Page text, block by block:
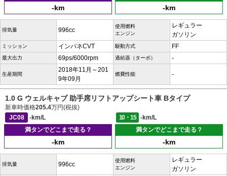
-km -km
排気量 996cc
使用燃料
エンジン
レギュラー
ガソリン
ミッション インパネCVT 駆動方式 FF
最大出力 69ps/6000rpm 過給器（ターボ） -
生産期間
2018年11月～201
9年09月
燃費性能 -
1.0 G ウェルキャブ 助手席リフトアップシート車 Bタイプ
新車時価格205.4万円(税抜)
JC08
-km/L 10・15
-km/L
満タンでどこまで走る？
-km
満タンでどこまで走る？
-km
排気量 996cc
使用燃料
エンジン
レギュラー
ガソリン